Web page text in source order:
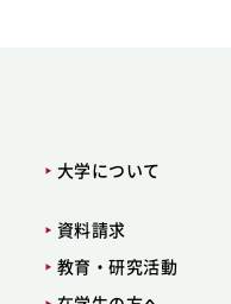
大学について
資料請求
教育・研究活動